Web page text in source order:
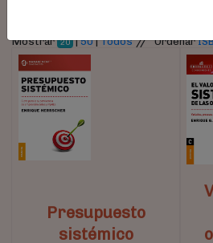
Mostrar 20 |50|Todos//Ordenar
Presupuesto
sistémico